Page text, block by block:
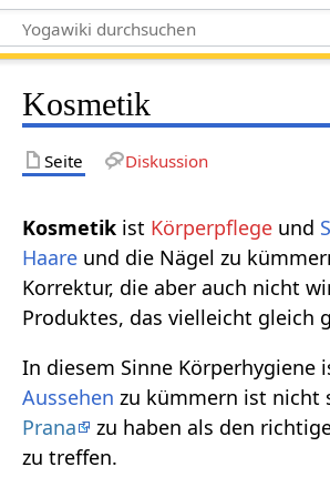
Kosmetik
Seite Diskussion
ist Körperpflege und
Haare und die Nägel zu
Korrektur, die aber auch nicht
Produktes, das vielleicht gleich
In diesem Sinne
Aussehen zu kümmern ist nicht
Prana
zu haben als den
zu treffen.